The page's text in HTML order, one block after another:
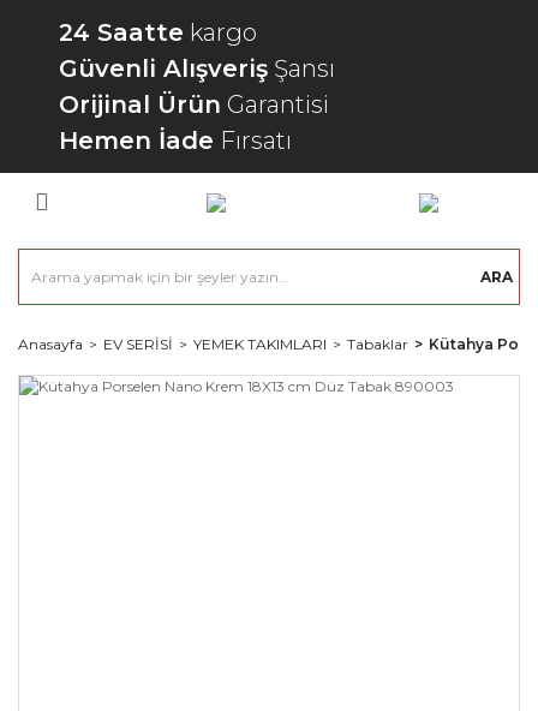
24 Saatte kargo
Güvenli Alışveriş Şansı
Orijinal Ürün Garantisi
Hemen İade Fırsatı
ARA
Anasayfa EV SERİSİ YEMEK TAKIMLARI Tabaklar Kütahya